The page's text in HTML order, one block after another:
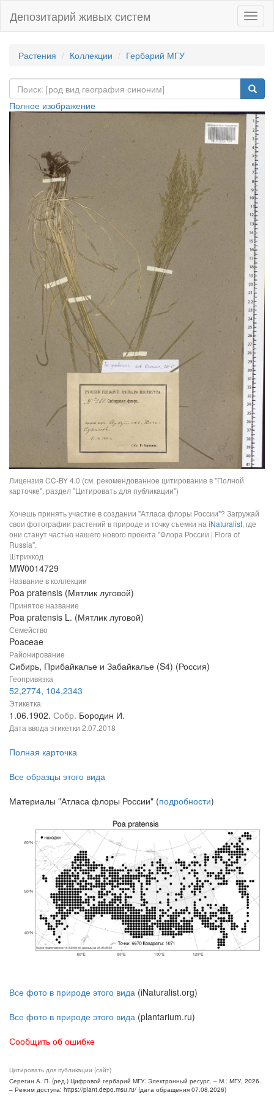
Депозитарий живых систем
Растения Коллекции Гербарий МГУ
Полное изображение
Лицензия CC-BY 4.0 (см. рекомендованное цитирование в "Полной
карточке", раздел "Цитировать для публикации")
Хочешь принять участие в создании "Атласа флоры России"? Загружай
свои фотографии растений в природе и точку съемки наiNaturalist, где
они станут частью нашего нового проекта "Флора России | Flora of
Russia".
Штрихкод
MW0014729
Название в коллекции
Poa pratensis (Мятлик луговой)
Принятое название
Poa pratensis L. (Мятлик луговой)
Семейство
Poaceae
Районирование
Сибирь, Прибайкалье и Забайкалье (S4) (Россия)
Геопривязка
52,2774, 104,2343
Этикетка
1.06.1902. Собр. Бородин И.
Дата ввода этикетки 2.07.2018
Полная карточка
Все образцы этого вида
Материалы "Атласа флоры России" (подробности)
Все фото в природе этого вида (iNaturalist.org)
Все фото в природе этого вида (plantarium.ru)
Сообщить об ошибке
Цитировать для публикации (сайт)
Серегин А. П. (ред.) Цифровой гербарий МГУ: Электронный ресурс. – М.: МГУ, 2026.
– Режим доступа: https://plant.depo.msu.ru/ (дата обращения 07.08.2026)